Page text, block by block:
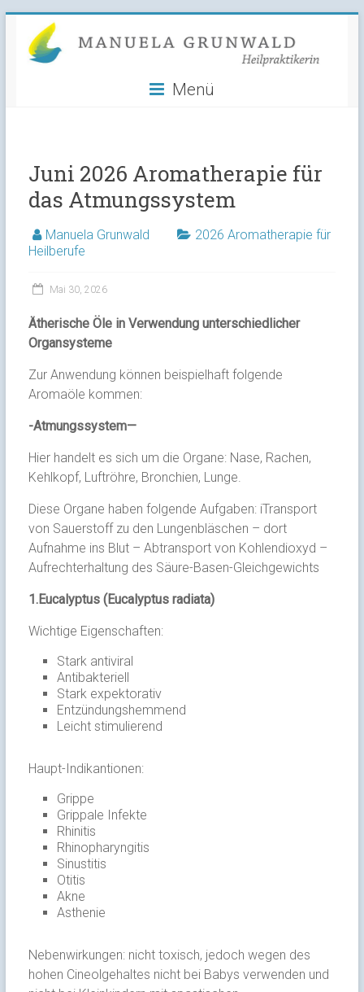
content
Manuela
Grunwald
Menü
Juni 2026 Aromatherapie für
das Atmungssystem
Manuela Grunwald
2026 Aromatherapie für
Heilberufe
Mai 30, 2026
Ätherische Öle in Verwendung unterschiedlicher
Organsysteme
Zur Anwendung können beispielhaft folgende
Aromaöle kommen:
-Atmungssystem—
Hier handelt es sich um die Organe: Nase, Rachen,
Kehlkopf, Luftröhre, Bronchien, Lunge.
Diese Organe haben folgende Aufgaben: iTransport
von Sauerstoff zu den Lungenbläschen – dort
Aufnahme ins Blut – Abtransport von Kohlendioxyd –
Aufrechterhaltung des Säure-Basen-Gleichgewichts
1.Eucalyptus (Eucalyptus radiata)
Wichtige Eigenschaften:
Stark antiviral
Antibakteriell
Stark expektorativ
Entzündungshemmend
Leicht stimulierend
Haupt-Indikantionen:
Grippe
Grippale Infekte
Rhinitis
Rhinopharyngitis
Sinustitis
Otitis
Akne
Asthenie
Nebenwirkungen: nicht toxisch, jedoch wegen des
hohen Cineolgehaltes nicht bei Babys verwenden und